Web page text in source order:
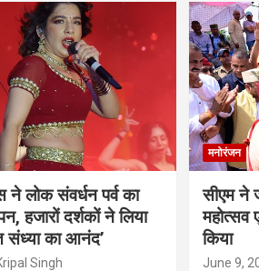
लोक संवर्धन पर्व का
हजारों दर्शकों ने लिया
संध्या का आनंद’
Singh
मनोरंजन
सीएम ने
महोत्सव
किया
June 9,